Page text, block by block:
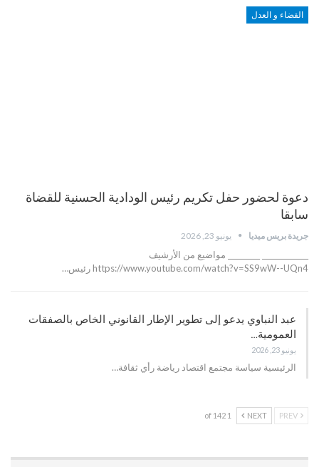
القضاء و العدل
دعوة لحضور حفل تكريم رئيس الودادية الحسنية للقضاة
سابقا
جريدة بريس ميديا يونيو 23, 2026
_____________ _________ مواضيع من الأرشيف
https://www.youtube.com/watch?v=SS9wW--UQn4 رئيس…
عبد النباوي يدعو إلى تطوير الإطار القانوني الخاص بالصفقات
العمومية…
يونيو 23, 2026
الرئيسية سياسة مجتمع اقتصاد رياضة رأي ثقافة…
NEXT
1 of 142